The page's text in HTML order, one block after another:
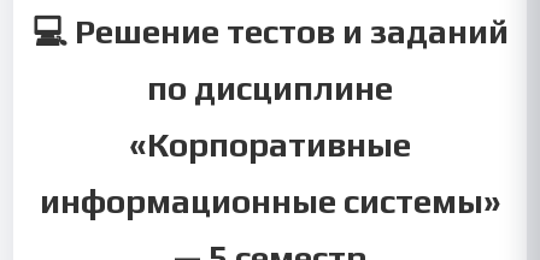
💻 Решение тестов и заданий
по дисциплине
«Корпоративные
информационные системы»